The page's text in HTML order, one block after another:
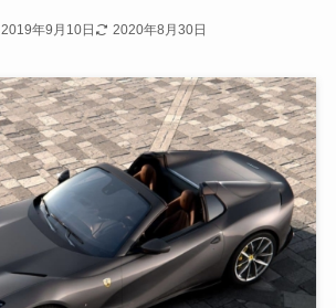
2019年9月10日 2020年8月30日